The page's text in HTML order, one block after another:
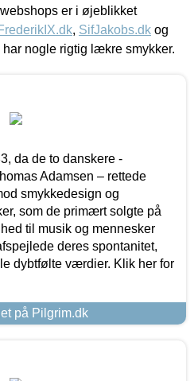
er i øjeblikket
, SifJakobs.dk og
har nogle rigtig lækre smykker.
da de to danskere -
Adamsen – rettede
smykkedesign og
som de primært solgte på
til musik og mennesker
deres spontanitet,
dybtfølte værdier. Klik her for
på Pilgrim.dk